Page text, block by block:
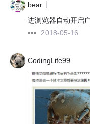
bear丨
进浏览器自动开启
2018-05-16
CodingLife99